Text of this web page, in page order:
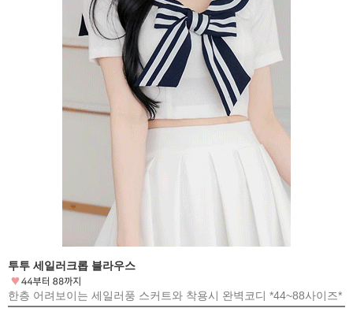
투투 세일러크롭 블라우스
한층 어려보이는 세일러풍 스커트와 착용시 완벽코디 *44~88사이즈*